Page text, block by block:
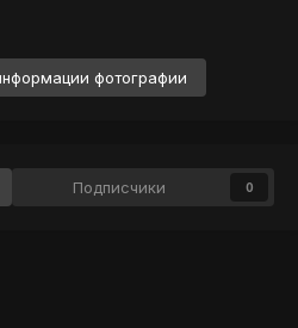
фотографии
Подписчики 0